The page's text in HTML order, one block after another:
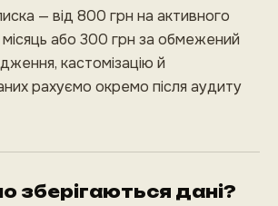
— від 800 грн на активного
або 300 грн за обмежений
кастомізацію й
рахуємо окремо після аудиту
зберігаються дані?